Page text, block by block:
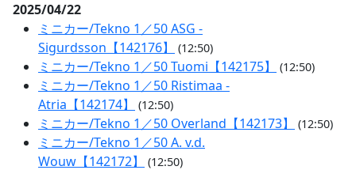
2025/04/22
ミニカー/Tekno 1／50 ASG -
Sigurdsson【142176】
(12:50)
ミニカー/Tekno 1／50 Tuomi【142175】 (12:50)
ミニカー/Tekno 1／50 Ristimaa -
Atria【142174】
(12:50)
ミニカー/Tekno 1／50 Overland【142173】 (12:50)
ミニカー/Tekno 1／50 A. v.d.
Wouw【142172】
(12:50)